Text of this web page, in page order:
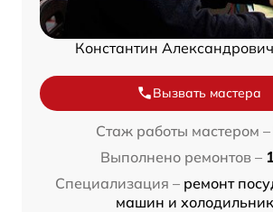
Константин
Вызвать мастера
Стаж работы мастером –
Выполнено ремонтов –
Специализация – ремонт
машин и